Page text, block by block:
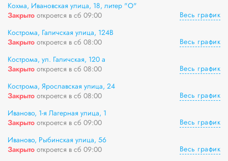
Кохма, Ивановская улица, 18, литер "О"
Закрыто откроется в сб 09:00
Весь график
Кострома, Галичская улица, 124В
Закрыто откроется в сб 08:00
Весь график
Кострома, ул. Галичская, 120 а
Закрыто откроется в сб 08:00
Весь график
Кострома, Ярославская улица, 24
Закрыто откроется в сб 08:00
Весь график
Иваново, 1-я Лагерная улица, 1
Закрыто откроется в сб 09:00
Весь график
Иваново, Рыбинская улица, 56
Закрыто откроется в сб 09:00
Весь график